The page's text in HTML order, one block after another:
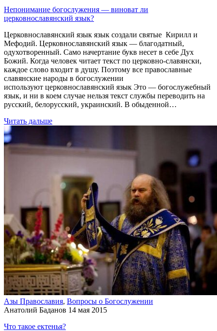
Непонимание богослужения — виноват ли
церковнославянский язык?
Церковнославянский язык язык создали святые Кирилл и
Мефодий. Церковнославянский язык — благодатный,
одухотворенный. Само начертание букв несет в себе Дух
Божий. Когда человек читает текст по церковно-славянски,
каждое слово входит в душу. Поэтому все православные
славянские народы в богослужении
используют церковнославянский язык Это — богослужебный
язык, и ни в коем случае нельзя текст службы переводить на
русский, белорусский, украинский. В обыденной…
Читать дальше
Азы Православия, Вопросы о Богослужении
Анатолий Баданов 14 мая 2015
Что такое ектенья?